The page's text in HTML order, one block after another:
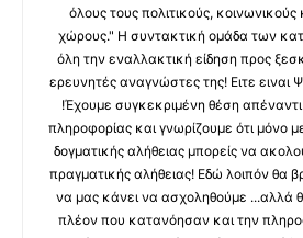
όλους τους πολιτικούς, κοινωνικούς
χώρους." Η συντακτική ομάδα των
όλη την εναλλακτική είδηση προς
ερευνητές αναγνώστες της! Ειτε ειναι
!Έχουμε συγκεκριμένη θέση
πληροφορίας και γνωρίζουμε ότι μόνο
δογματικής αλήθειας μπορείς να
πραγματικής αλήθειας! Εδώ λοιπόν θα
να μας κάνει να ασχοληθούμε ...αλλά
πλέον που κατανόησαν και την